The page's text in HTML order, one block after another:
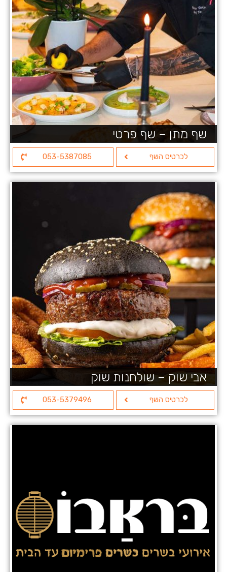
שף מתן – שף פרטי
לכרטיס השף 053-5387085
אבי שוק – שולחנות שוק
לכרטיס השף 053-5379496